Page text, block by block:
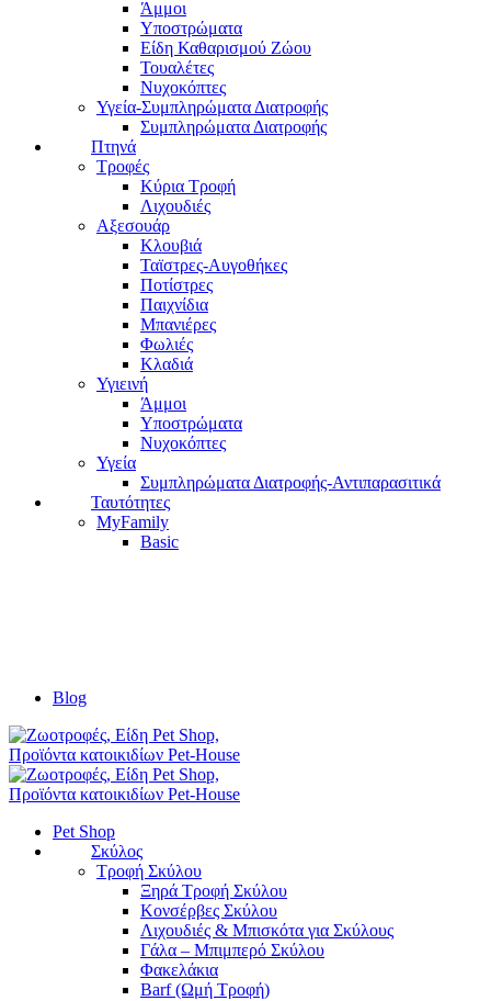
Άμμοι
Υποστρώματα
Είδη Καθαρισμού Ζώου
Τουαλέτες
Νυχοκόπτες
Υγεία-Συμπληρώματα Διατροφής
Συμπληρώματα Διατροφής
Πτηνά
Τροφές
Κύρια Τροφή
Λιχουδιές
Αξεσουάρ
Κλουβιά
Ταϊστρες-Αυγοθήκες
Ποτίστρες
Παιχνίδια
Μπανιέρες
Φωλιές
Κλαδιά
Υγιεινή
Άμμοι
Υποστρώματα
Νυχοκόπτες
Υγεία
Συμπληρώματα Διατροφής-Αντιπαρασιτικά
Ταυτότητες
MyFamily
Basic
Blog
Pet Shop
Σκύλος
Τροφή Σκύλου
Ξηρά Τροφή Σκύλου
Κονσέρβες Σκύλου
Λιχουδιές & Μπισκότα για Σκύλους
Γάλα – Μπιμπερό Σκύλου
Φακελάκια
Barf (Ωμή Τροφή)